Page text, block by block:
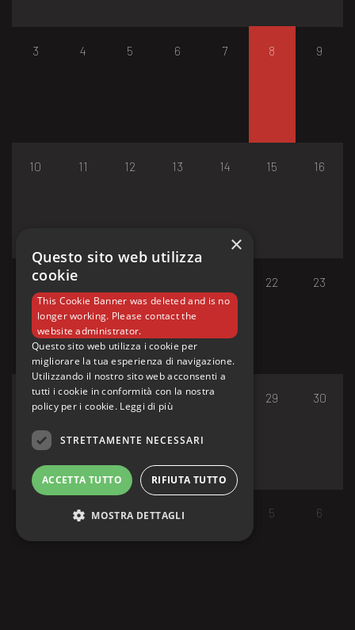
3 4 5 6 7 8 9
10 11 12 13 14 15 16
17 18 22 23
24 25 26 27 29 30
1 2 3 5 6
×
Questo sito web utilizza
cookie
This Cookie Banner was deleted and is no
longer working. Please contact the
website administrator.
Questo sito web utilizza i cookie per
migliorare la tua esperienza di navigazione.
Utilizzando il nostro sito web acconsenti a
tutti i cookie in conformità con la nostra
policy per i cookie. Leggi di più
STRETTAMENTE NECESSARI
ACCETTA TUTTO RIFIUTA TUTTO
MOSTRA DETTAGLI